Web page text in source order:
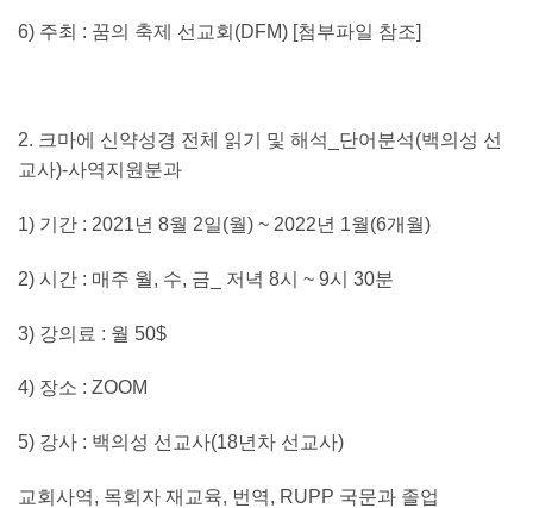
6) 주최 : 꿈의 축제 선교회 (DFM) [첨부파일 참조]
2. 크마에 신약성경 전체 읽기 및 해석 단어분석(백의성 선
교사)-사역지원분과
1) 기간 : 2021년 8월 2일(월) ~ 2022년 1월(6개월)
2) 시간 : 매주 월, 수, 금 저녁 8시 ~ 9시 30분
3) 강의료 : 월 50$
4) 장소 : ZOOM
5) 강사 : 백의성 선교사(18년차 선교사)
교회사역, 목회자 재교육, 번역, RUPP 국문과 졸업